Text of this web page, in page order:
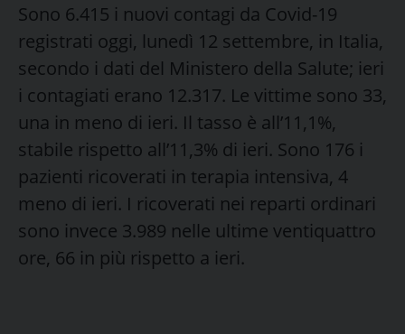
Sono 6.415 i nuovi contagi da Covid-19
registrati oggi, lunedì 12 settembre, in Italia,
secondo i dati del Ministero della Salute; ieri
i contagiati erano 12.317. Le vittime sono 33,
una in meno di ieri. Il tasso è all’11,1%,
stabile rispetto all’11,3% di ieri. Sono 176 i
pazienti ricoverati in terapia intensiva, 4
meno di ieri. I ricoverati nei reparti ordinari
sono invece 3.989 nelle ultime ventiquattro
ore, 66 in più rispetto a ieri.